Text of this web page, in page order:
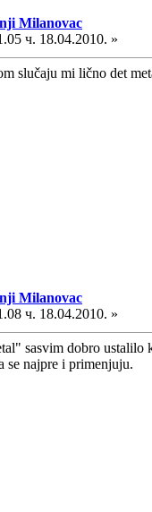
Milanovac
ч. 18.04.2010. »
slučaju mi lično det
Milanovac
ч. 18.04.2010. »
sasvim dobro ustalilo
se najpre i primenjuju.